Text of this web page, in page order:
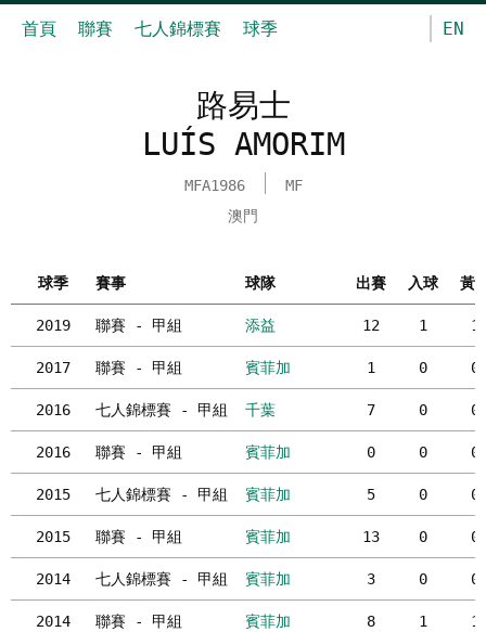
首頁 聯賽 七人錦標賽 球季 EN
路易士
LUÍS AMORIM
MFA1986
MF
澳門
球季 賽事 球隊 出賽 入球 黃
2019 聯賽 - 甲組 添益 12 1 1
2017 聯賽 - 甲組 賓菲加 1 0 0
2016 七人錦標賽 - 甲組 千葉 7 0 0
2016 聯賽 - 甲組 賓菲加 0 0 0
2015 七人錦標賽 - 甲組 賓菲加 5 0 0
2015 聯賽 - 甲組 賓菲加 13 0 0
2014 七人錦標賽 - 甲組 賓菲加 3 0 0
2014 聯賽 - 甲組 賓菲加 8 1 1